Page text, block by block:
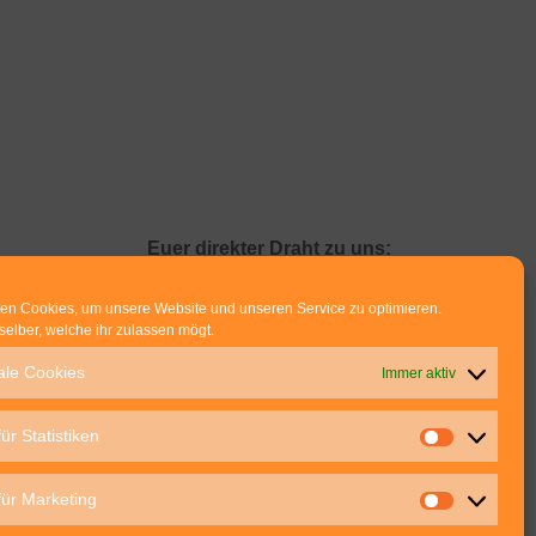
Cookies, um unsere Website und unseren Service zu optimieren.
welche ihr zulassen mögt.
Cookies Immer aktiv
Statistiken
Marketing
Euer direkter Draht zu uns:
Holderbuschweg 48
70563 Stuttgart
post@outdoor-hochgenuss.de